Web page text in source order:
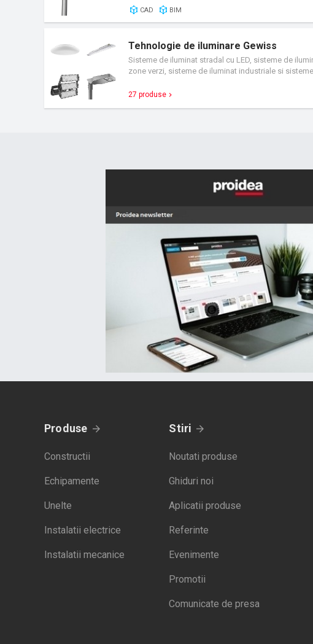
versatilitate si garanteaza rezultate de inalta
CAD BIM
Tehnologie de iluminare Gewiss
Sisteme de iluminat stradal cu LED, sisteme de
zone verzi, sisteme de iluminat industriale si
27 produse
Produse
Constructii
Echipamente
Unelte
Instalatii electrice
Instalatii mecanice
Stiri
Noutati produse
Ghiduri noi
Aplicatii produse
Referinte
Evenimente
Promotii
Comunicate de presa